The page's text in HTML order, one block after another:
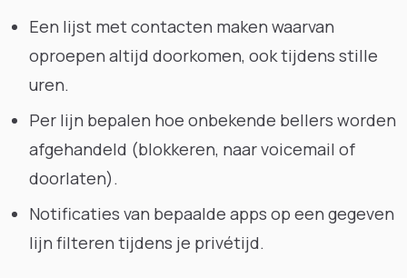
Een lijst met contacten maken waarvan
oproepen altijd doorkomen, ook tijdens stille
uren.
Per lijn bepalen hoe onbekende bellers worden
afgehandeld (blokkeren, naar voicemail of
doorlaten).
Notificaties van bepaalde apps op een gegeven
lijn filteren tijdens je privétijd.